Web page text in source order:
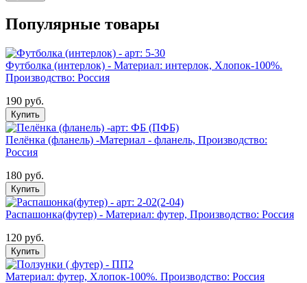
Популярные товары
Футболка (интерлок) - Материал: интерлок, Хлопок-100%.
Производство: Россия
190 руб.
Купить
Пелёнка (фланель) -Материал - фланель, Производство:
Россия
180 руб.
Купить
Распашонка(футер) - Материал: футер, Производство: Россия
120 руб.
Купить
Материал: футер, Хлопок-100%. Производство: Россия